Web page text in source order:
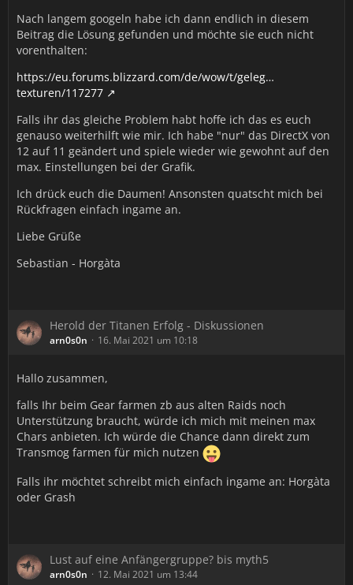
Nach langem googeln habe ich dann endlich in diesem
Beitrag die Lösung gefunden und möchte sie euch nicht
vorenthalten:
https://eu.forums.blizzard.com/de/wow/t/geleg…
texturen/117277
Falls ihr das gleiche Problem habt hoffe ich das es euch
genauso weiterhilft wie mir. Ich habe "nur" das DirectX von
12 auf 11 geändert und spiele wieder wie gewohnt auf den
max. Einstellungen bei der Grafik.
Ich drück euch die Daumen! Ansonsten quatscht mich bei
Rückfragen einfach ingame an.
Liebe Grüße
Sebastian - Horgàta
Herold der Titanen Erfolg - Diskussionen
arn0s0n 16. Mai 2021 um 10:18
Hallo zusammen,
falls Ihr beim Gear farmen zb aus alten Raids noch
Unterstützung braucht, würde ich mich mit meinen max
Chars anbieten. Ich würde die Chance dann direkt zum
Transmog farmen für mich nutzen
Falls ihr möchtet schreibt mich einfach ingame an: Horgàta
oder Grash
Lust auf eine Anfängergruppe? bis myth5
arn0s0n 12. Mai 2021 um 13:44